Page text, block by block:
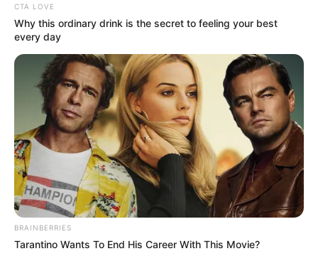
interesan. Para estar bien informado, por
ACTIVAR AHORA
TEMAS DESTACADOS
RECIBO DEL AGUA
LOCALIDAD DE USAQUÉN
CUNDINAMARCA
DESAPARECIDOS
CORTES DE LUZ
LOCALIDAD DE ENGATIVÁ
REGIOTRAM DE OCCIDENTE
LOCALIDAD DE SUBA
CTA LOVE
Why this ordinary drink is the secret to feeling your best
every day
BRAINBERRIES
Tarantino Wants To End His Career With This Movie?